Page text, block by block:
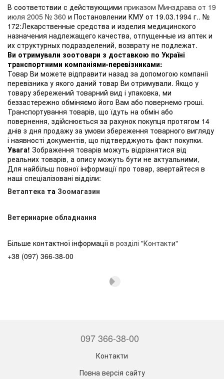
В соответствии с действующими приказом Минздрава от 19
июля 2005 № 360 и Постановлении КМУ от 19.03.1994 г.. №
172:Лекарственные средства и изделия медицинского
назначения надлежащего качества, отпущенные из аптек и
их структурных подразделений, возврату не подлежат.
Ви отримували зоотовари з доставкою по Україні
транспортними компаніями-перевізниками:
Товар Ви можете відправити назад за допомогою компанії
перевізника у якого даний товар Ви отримували. Якщо у
товару збережений товарний вид і упаковка, ми
беззастережно обміняємо його Вам або повернемо гроші.
Транспортування товарів, що їдуть на обмін або
повернення, здійснюється за рахунок покупця протягом 14
днів з дня продажу за умови збереження товарного вигляду
і наявності документів, що підтверджують факт покупки.
Увага! Зображення товарів можуть відрізнятися від
реальних товарів, а опису можуть бути не актуальними,
Для найбільш повної інформації про товар, звертайтеся в
наші спеціалізовані відділи:
Ветаптека та Зоомагазин
Ветеринарне обладнання
Більше контактної інформації в розділі "Контакти"
+38 (097) 366-38-00
097 366-38-00
Контакти
Повна версія сайту